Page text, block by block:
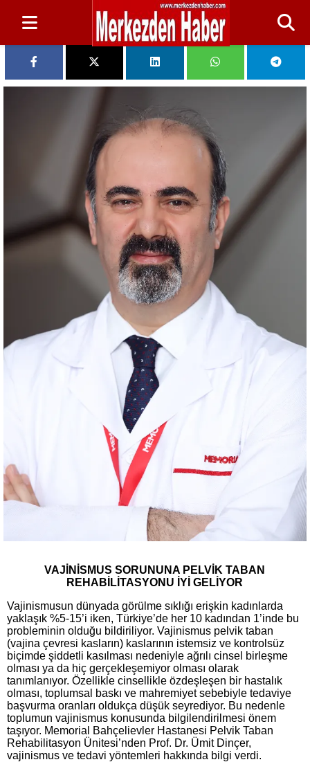
VAJİNİSMUS SORUNUNA PELVİK TABAN
REHABİLİTASYONU İYİ GELİYOR
Vajinismusun dünyada görülme sıklığı erişkin kadınlarda
yaklaşık %5-15’i iken, Türkiye’de her 10 kadından 1’inde bu
probleminin olduğu bildiriliyor. Vajinismus pelvik taban
(vajina çevresi kasların) kaslarının istemsiz ve kontrolsüz
biçimde şiddetli kasılması nedeniyle ağrılı cinsel birleşme
olması ya da hiç gerçekleşemiyor olması olarak
tanımlanıyor. Özellikle cinsellikle özdeşleşen bir hastalık
olması, toplumsal baskı ve mahremiyet sebebiyle tedaviye
başvurma oranları oldukça düşük seyrediyor. Bu nedenle
toplumun vajinismus konusunda bilgilendirilmesi önem
taşıyor. Memorial Bahçelievler Hastanesi Pelvik Taban
Rehabilitasyon Ünitesi’nden Prof. Dr. Ümit Dinçer,
vajinismus ve tedavi yöntemleri hakkında bilgi verdi.